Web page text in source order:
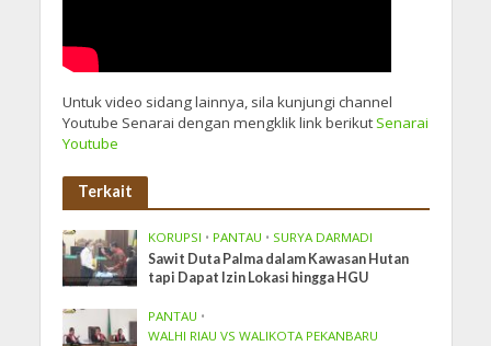
Untuk video sidang lainnya, sila kunjungi channel
Youtube Senarai dengan mengklik link berikutSenarai
Youtube
Terkait
KORUPSI • PANTAU • SURYA DARMADI
Sawit Duta Palma dalam Kawasan Hutan
tapi Dapat Izin Lokasi hingga HGU
PANTAU •
WALHI RIAU VS WALIKOTA PEKANBARU